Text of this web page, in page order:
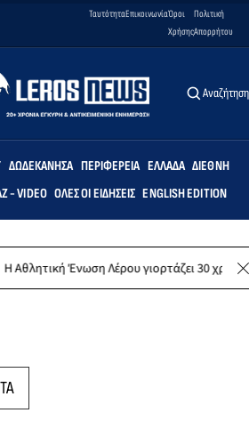
ΤαυτότηταΕπικοινωνίαΌροι
Χρήσης
Πολιτική
Απορρήτου
Αναζήτηση
ΔΩΔΕΚΆΝΗΣΑ ΠΕΡΙΦΈΡΕΙΑ ΕΛΛΆΔΑ ΔΙΕΘΝΉ
- VIDEO ΌΛΕΣ ΟΙ ΕΙΔΉΣΕΙΣ ENGLISH EDITION
Ένωση Λέρου γιορτάζει 30 χρόνια